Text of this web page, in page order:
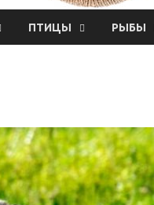
ПТИЦЫ РЫБЫ